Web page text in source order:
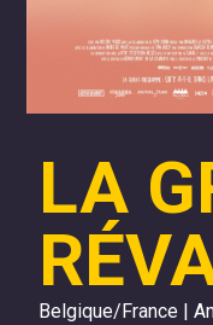
LA
Belgique/France |